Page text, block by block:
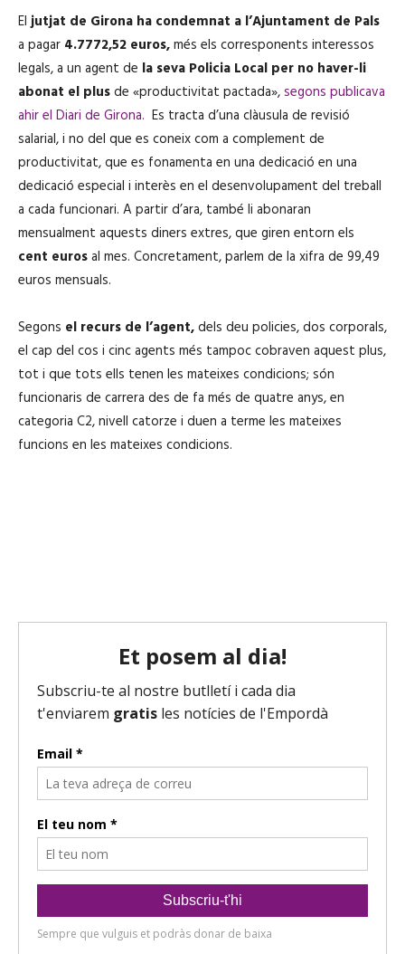
Eljutjat de Girona ha condemnat a l’Ajuntament de Pals
a pagar 4.7772,52 euros,més els corresponents interessos
legals, a un agent de la seva Policia Local per no haver-li
abonat el plusde «productivitat pactada»,segons publicava
ahir el Diari de Girona. Es tracta d’una clàusula de revisió
salarial, i no del que es coneix com a complement de
productivitat, que es fonamenta en una dedicació en una
dedicació especial i interès en el desenvolupament del treball
a cada funcionari. A partir d’ara, també li abonaran
mensualment aquests diners extres, que giren entorn els
cent eurosal mes. Concretament, parlem de la xifra de 99,49
euros mensuals.
Segons el recurs de l’agent,dels deu policies, dos corporals,
el cap del cos i cinc agents més tampoc cobraven aquest plus,
tot i que tots ells tenen les mateixes condicions; són
funcionaris de carrera des de fa més de quatre anys, en
categoria C2, nivell catorze i duen a terme les mateixes
funcions en les mateixes condicions.